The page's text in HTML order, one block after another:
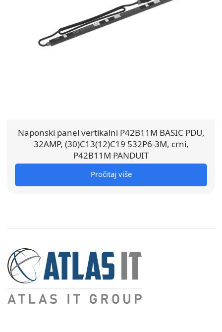
Naponski panel vertikalni P42B11M BASIC PDU,
32AMP, (30)C13(12)C19 532P6-3M, crni,
P42B11M PANDUIT
Pročitaj više